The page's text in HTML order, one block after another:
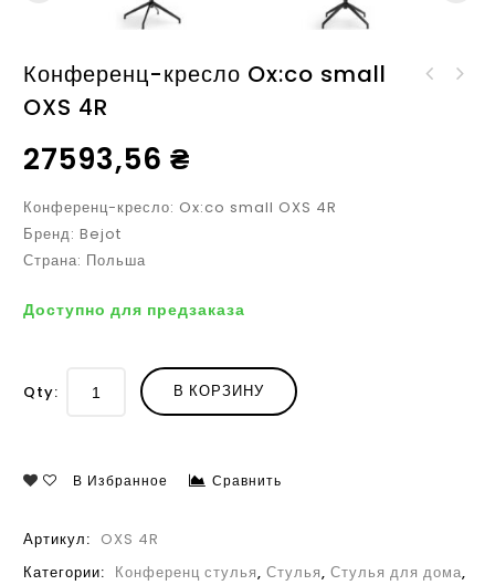
Конференц-кресло Ox:co small
OXS 4R
27593,56 ₴
Конференц-кресло: Ox:co small OXS 4R
Бренд: Bejot
Страна: Польша
Доступно для предзаказа
Qty: В КОРЗИНУ
В Избранное Сравнить
Артикул: OXS 4R
Категории: Конференц стулья, Стулья, Стулья для дома,